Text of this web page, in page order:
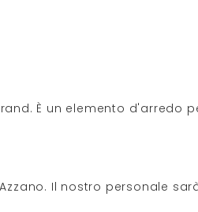
È un elemento d'arredo
Il nostro personale